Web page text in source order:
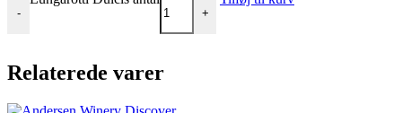
- +
Relaterede varer